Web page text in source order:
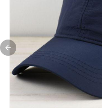
Previous slide